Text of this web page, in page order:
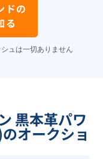
ドの
る
ュは一切ありません
黒本革パワ
オークショ